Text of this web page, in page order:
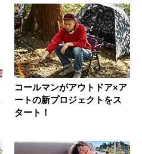
コールマンがアウトドア×ア
ートの新プロジェクトをス
タート！